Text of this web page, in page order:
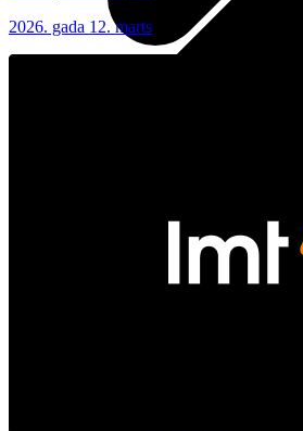
Citi pakalpojumi
Interneta sargs
Vāki un ietvari
Klaviatūras un peles
2026. gada 12. marts